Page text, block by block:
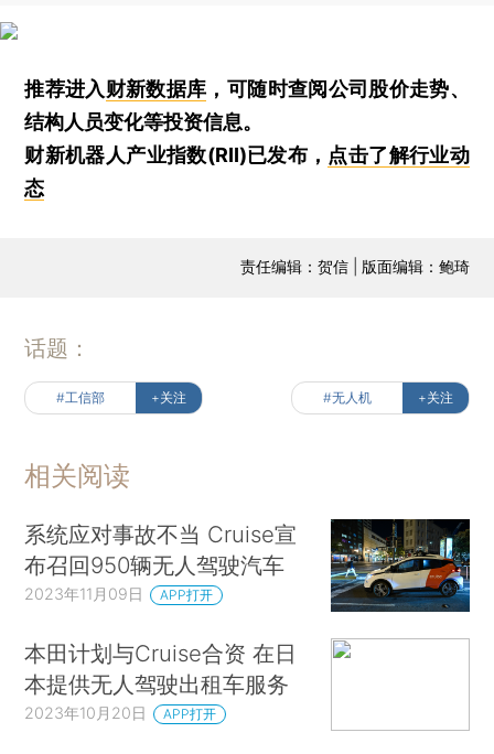
推荐进入财新数据库 ，可随时查阅公司股价走势、
结构人员变化等投资信息。
财新机器人产业指数(RII)已发布， 点击了解行业动
态
责任编辑：贺信 | 版面编辑：鲍琦
话题：
#工信部 +关注 #无人机 +关注
相关阅读
系统应对事故不当 Cruise宣
布召回950辆无人驾驶汽车
2023年11月09日 APP打开
本田计划与Cruise合资 在日
本提供无人驾驶出租车服务
2023年10月20日 APP打开